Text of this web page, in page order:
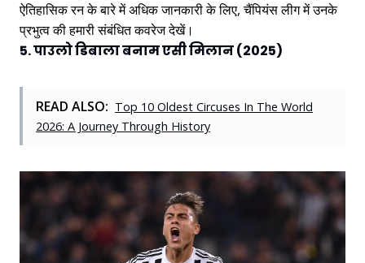
ऐतिहासिक रन के बारे में अधिक जानकारी के लिए, चैंपियंस लीग में उनके
प्रभुत्व की हमारी संबंधित कवरेज देखें।
5. पाउलो डिबाला बनाम एसी मिलान (2025)
READ ALSO: Top 10 Oldest Circuses In The World
2026: A Journey Through History